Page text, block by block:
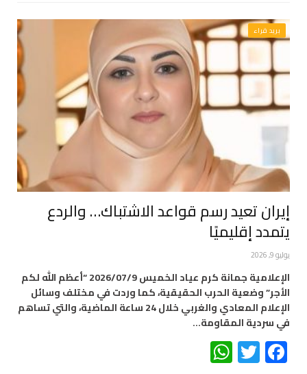
بريد قراء
إيران تعيد رسم قواعد الاشتباك… والردع
يتمدد إقليميًا
يوليو 9, 2026
الإعلامية جمانة كرم عياد الخميس 2026/07/9 “أعظم اللّٰه لكم
الأجر” وضعية الحرب الحقيقية، كما وردت في مختلف وسائل
الإعلام المعادي والغربي خلال 24 ساعة الماضية، والتي تساهم
في سردية المقاومة…
Facebook
Twitter